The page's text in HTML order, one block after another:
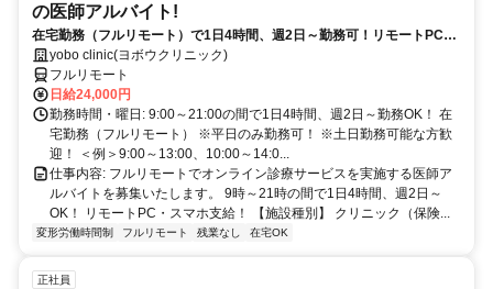
の医師アルバイト!
在宅勤務（フルリモート）で1日4時間、週2日～勤務可！リモートPC・
スマホ支給！
yobo clinic(ヨボウクリニック)
フルリモート
日給24,000円
勤務時間・曜日: 9:00～21:00の間で1日4時間、週2日～勤務OK！ 在
宅勤務（フルリモート） ※平日のみ勤務可！ ※土日勤務可能な方歓
迎！ ＜例＞9:00～13:00、10:00～14:0...
仕事内容: フルリモートでオンライン診療サービスを実施する医師ア
ルバイトを募集いたします。 9時～21時の間で1日4時間、週2日～
OK！ リモートPC・スマホ支給！ 【施設種別】 クリニック（保険...
変形労働時間制 フルリモート 残業なし 在宅OK
正社員